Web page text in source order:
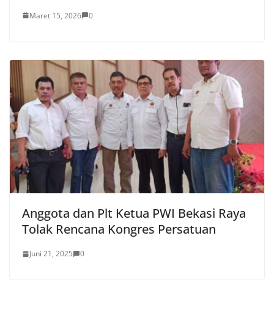
Maret 15, 2026 0
Anggota dan Plt Ketua PWI Bekasi Raya
Tolak Rencana Kongres Persatuan
Juni 21, 2025 0